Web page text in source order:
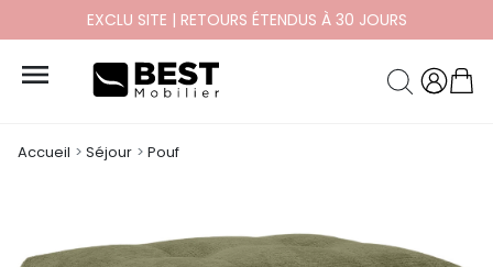
PAYEZ EN 10X ET 12X SANS FRAIS

Accueil Séjour Pouf